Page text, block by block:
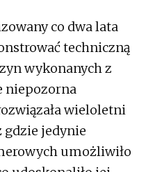
co dwa lata
techniczną
wykonanych z
niepozorna
wieloletni
gdzie jedynie
umożliwiło